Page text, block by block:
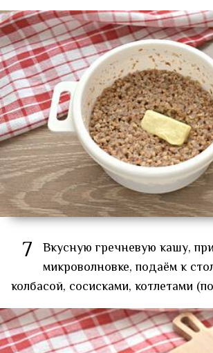
7 Вкусную гречневую кашу,
микроволновке, подаём к
колбасой, сосисками, котлетами